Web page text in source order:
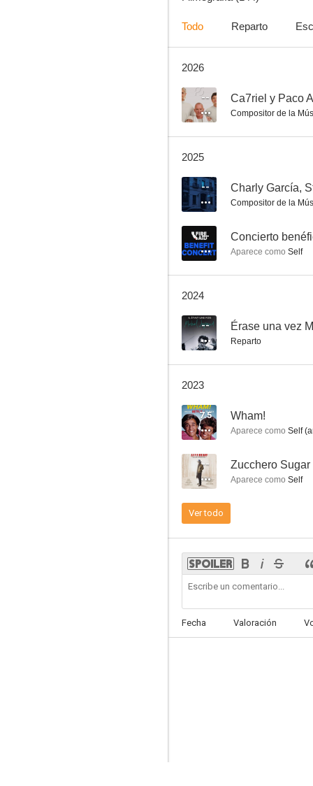
5.9
Brüno
10
8.3
Todo Reparto
2026
-- Ca7riel y Paco
Compositor de la
2025
-- Charly García,
Compositor de la
-- Concierto
Aparece como Self
2024
-- Érase una vez
Reparto
2023
7.5 Wham!
Aparece como Self
-- Zucchero
Aparece como Self
Ver todo
Fecha Valoración